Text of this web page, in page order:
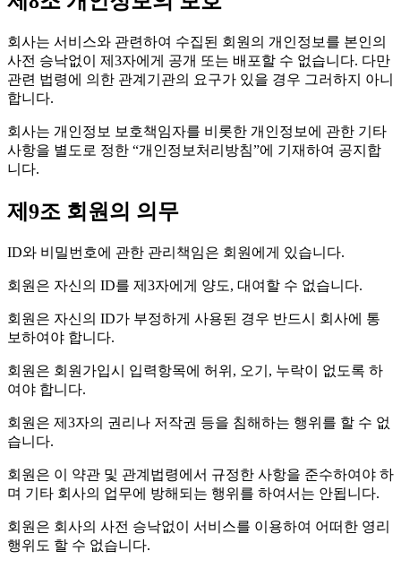
회사는 서비스와 관련하여 수집된 회원의 개인정보를 본인의
사전 승낙없이 제3자에게 공개 또는 배포할 수 없습니다. 다만
관련 법령에 의한 관계기관의 요구가 있을 경우 그러하지 아니
합니다.
회사는 개인정보 보호책임자를 비롯한 개인정보에 관한 기타
사항을 별도로 정한 “개인정보처리방침”에 기재하여 공지합
니다.
제9조 회원의 의무
ID와 비밀번호에 관한 관리책임은 회원에게 있습니다.
회원은 자신의 ID를 제3자에게 양도, 대여할 수 없습니다.
회원은 자신의 ID가 부정하게 사용된 경우 반드시 회사에 통
보하여야 합니다.
회원은 회원가입시 입력항목에 허위, 오기, 누락이 없도록 하
여야 합니다.
회원은 제3자의 권리나 저작권 등을 침해하는 행위를 할 수 없
습니다.
회원은 이 약관 및 관계법령에서 규정한 사항을 준수하여야 하
며 기타 회사의 업무에 방해되는 행위를 하여서는 안됩니다.
회원은 회사의 사전 승낙없이 서비스를 이용하여 어떠한 영리
행위도 할 수 없습니다.